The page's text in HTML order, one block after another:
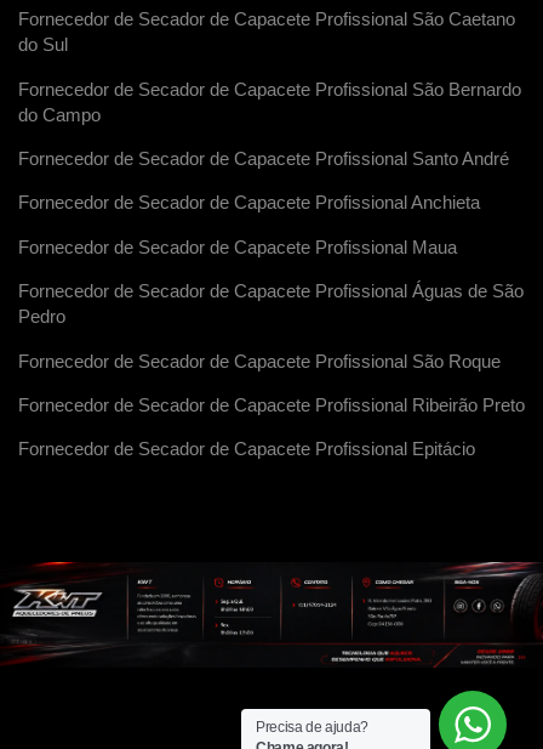
Fornecedor de Secador de Capacete Profissional São Caetano
do Sul
Fornecedor de Secador de Capacete Profissional São Bernardo
do Campo
Fornecedor de Secador de Capacete Profissional Santo André
Fornecedor de Secador de Capacete Profissional Anchieta
Fornecedor de Secador de Capacete Profissional Maua
Fornecedor de Secador de Capacete Profissional Águas de São
Pedro
Fornecedor de Secador de Capacete Profissional São Roque
Fornecedor de Secador de Capacete Profissional Ribeirão Preto
Fornecedor de Secador de Capacete Profissional Epitácio
Precisa de ajuda?